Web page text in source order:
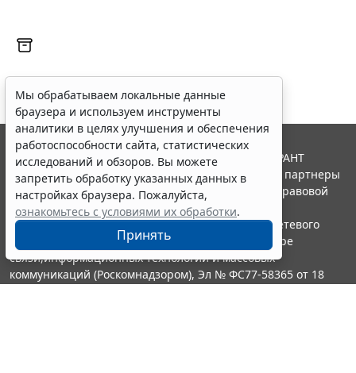
Мы обрабатываем локальные данные
браузера и используем инструменты
аналитики в целях улучшения и обеспечения
работоспособности сайта, статистических
исследований и обзоров. Вы можете
запретить обработку указанных данных в
настройках браузера. Пожалуйста,
ознакомьтесь с условиями их обработки.
Принять
© ООО "НПП "ГАРАНТ-СЕРВИС", 2026. Система ГАРАНТ
выпускается с 1990 года. Компания "Гарант" и ее партнеры
являются участниками Российской ассоциации правовой
информации ГАРАНТ.
Портал ГАРАНТ.РУ зарегистрирован в качестве сетевого
издания Федеральной службой по надзору в сфере
связи,информационных технологий и массовых
коммуникаций (Роскомнадзором), Эл № ФС77-58365 от 18